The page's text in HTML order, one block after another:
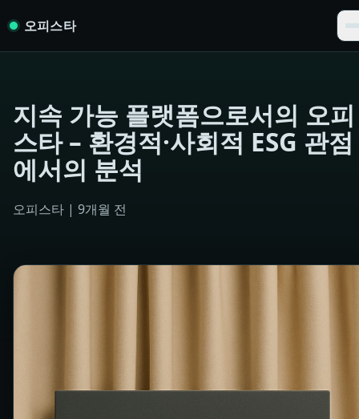
오피스타
지속 가능 플랫폼으로서의 오피
스타 – 환경적·사회적 ESG 관점
에서의 분석
오피스타 | 9개월 전